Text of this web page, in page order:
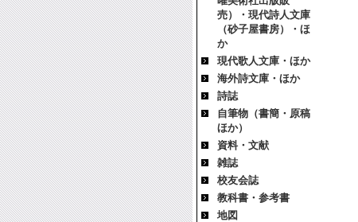
売）・現代詩人文庫
（砂子屋書房）・ほ
か
現代歌人文庫・ほか
海外詩文庫・ほか
詩誌
自筆物（書簡・原稿
ほか）
資料・文献
雑誌
校友会誌
教科書・参考書
地図